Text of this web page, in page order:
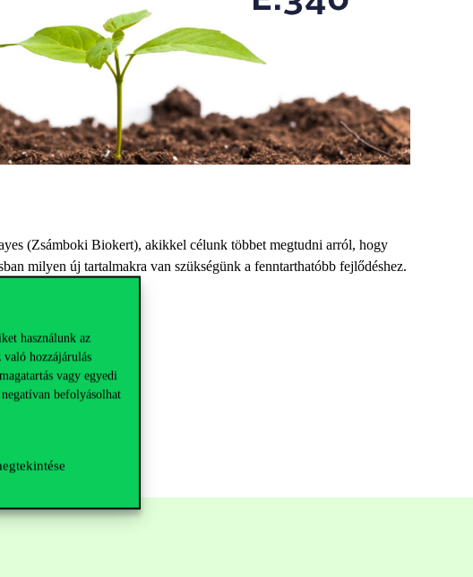
használunk az
való hozzájárulás
vagy egyedi
befolyásolhat
(Zsámboki Biokert), akikkel célunk többet megtudni arról, hogy
milyen új tartalmakra van szükségünk a fenntarthatóbb fejlődéshez.